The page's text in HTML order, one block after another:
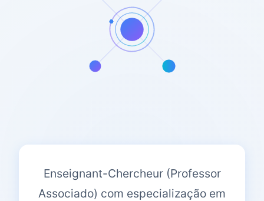
Enseignant-Chercheur (Professor
Associado) com especialização em